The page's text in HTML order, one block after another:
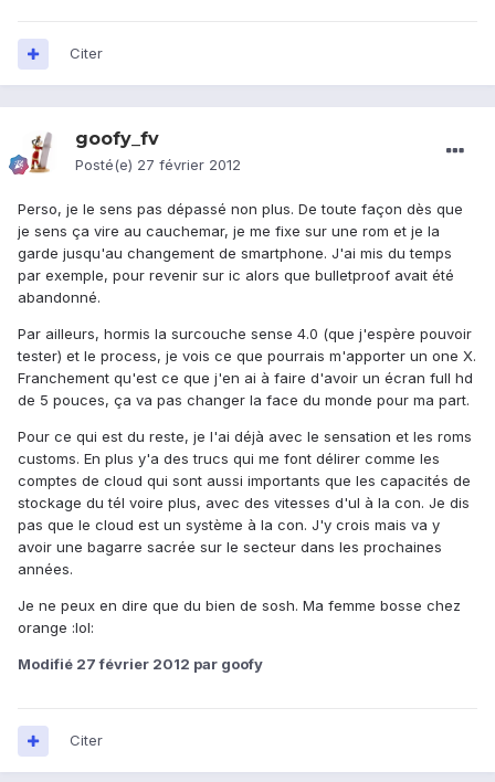
Citer
goofy_fv
Posté(e) 27 février 2012
Perso, je le sens pas dépassé non plus. De toute façon dès que
je sens ça vire au cauchemar, je me fixe sur une rom et je la
garde jusqu'au changement de smartphone. J'ai mis du temps
par exemple, pour revenir sur ic alors que bulletproof avait été
abandonné.
Par ailleurs, hormis la surcouche sense 4.0 (que j'espère pouvoir
tester) et le process, je vois ce que pourrais m'apporter un one X.
Franchement qu'est ce que j'en ai à faire d'avoir un écran full hd
de 5 pouces, ça va pas changer la face du monde pour ma part.
Pour ce qui est du reste, je l'ai déjà avec le sensation et les roms
customs. En plus y'a des trucs qui me font délirer comme les
comptes de cloud qui sont aussi importants que les capacités de
stockage du tél voire plus, avec des vitesses d'ul à la con. Je dis
pas que le cloud est un système à la con. J'y crois mais va y
avoir une bagarre sacrée sur le secteur dans les prochaines
années.
Je ne peux en dire que du bien de sosh. Ma femme bosse chez
orange :lol:
Modifié 27 février 2012 par goofy
Citer